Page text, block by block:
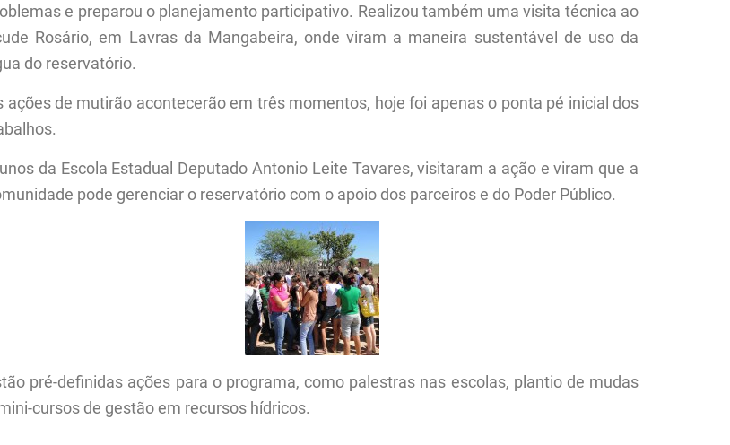
e preparou o planejamento participativo. Realizou também uma visita técnica ao
Rosário, em Lavras da Mangabeira, onde viram a maneira sustentável de uso da
do reservatório.
ações de mutirão acontecerão em três momentos, hoje foi apenas o ponta pé inicial dos
da Escola Estadual Deputado Antonio Leite Tavares, visitaram a ação e viram que a
pode gerenciar o reservatório com o apoio dos parceiros e do Poder Público.
pré-definidas ações para o programa, como palestras nas escolas, plantio de mudas
cursos de gestão em recursos hídricos.